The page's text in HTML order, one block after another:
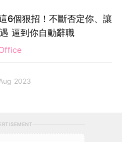
6個狠招！不斷否定你、讓
逼到你自動辭職
2023